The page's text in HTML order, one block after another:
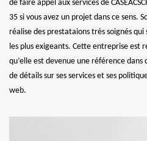
de faire appel aux services de
35 si vous avez un projet dans ce sens.
réalise des prestataions très soignés
les plus exigeants. Cette entreprise est
qu’elle est devenue une référence
de détails sur ses services et ses
web.